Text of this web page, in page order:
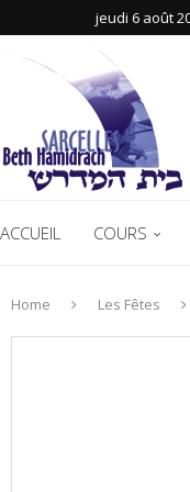
jeudi 6 août
ACCUEIL COURS
Home Les Fêtes